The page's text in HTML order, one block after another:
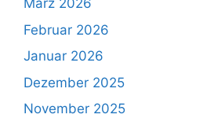
März 2026
Februar 2026
Januar 2026
Dezember 2025
November 2025